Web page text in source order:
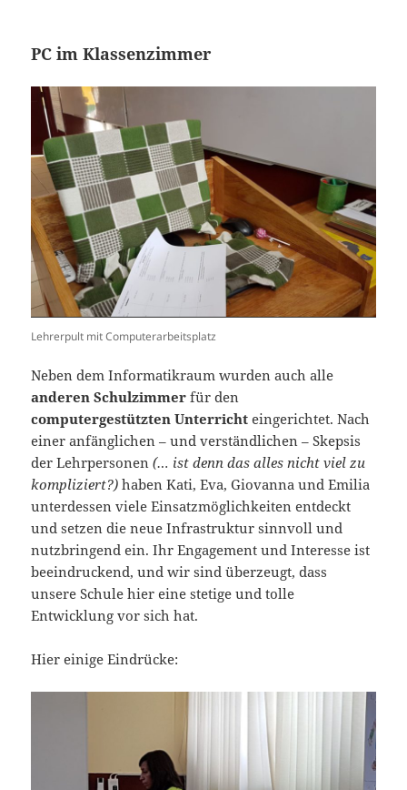
PC im Klassenzimmer
Lehrerpult mit Computerarbeitsplatz
Neben dem Informatikraum wurden auch alle
anderen Schulzimmer für den
computergestützten Unterricht eingerichtet. Nach
einer anfänglichen – und verständlichen – Skepsis
der Lehrpersonen(… ist denn das alles nicht viel zu
kompliziert?) haben Kati, Eva, Giovanna und Emilia
unterdessen viele Einsatzmöglichkeiten entdeckt
und setzen die neue Infrastruktur sinnvoll und
nutzbringend ein. Ihr Engagement und Interesse ist
beeindruckend, und wir sind überzeugt, dass
unsere Schule hier eine stetige und tolle
Entwicklung vor sich hat.
Hier einige Eindrücke: